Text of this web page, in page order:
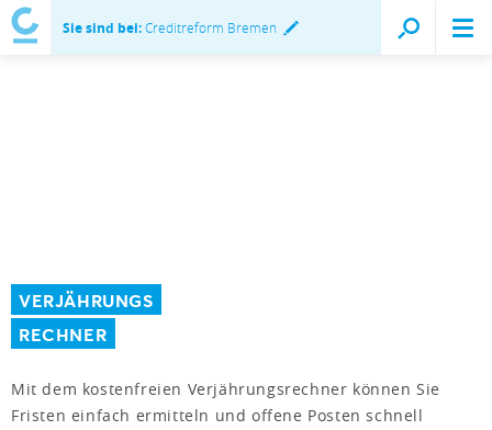
Sie sind bei:Creditreform Bremen
VERJÄHRUNGS
RECHNER
Mit dem kostenfreien Verjährungsrechner können Sie
Fristen einfach ermitteln und offene Posten schnell